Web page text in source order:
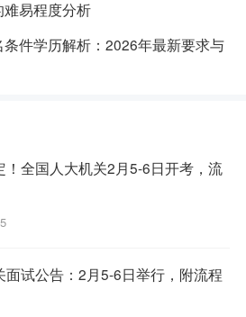
易程度分析
件学历解析：2026年最新要求与
全国人大机关2月5-6日开考，流
试公告：2月5-6日举行，附流程